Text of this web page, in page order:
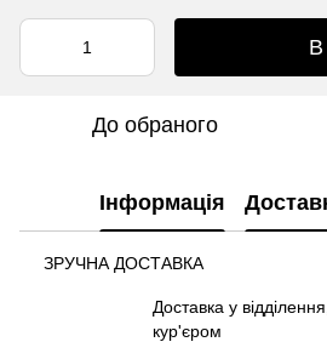
В
До обраного
Інформація
ЗРУЧНА ДОСТАВКА
Доставка у
кур'єром